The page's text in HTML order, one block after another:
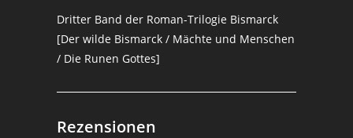
Dritter Band der Roman-Trilogie Bismarck
[Der wilde Bismarck / Mächte und Menschen
/ Die Runen Gottes]
Rezensionen